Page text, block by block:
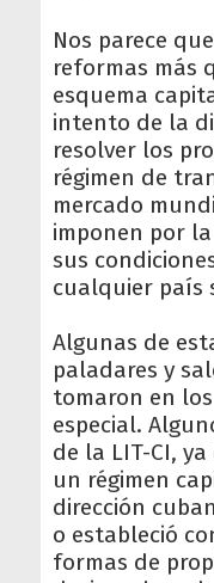
Nos parece
reformas más
esquema
intento de la
resolver los
régimen de
mercado
imponen por
sus
cualquier país
Algunas de
paladares y
tomaron en
especial.
de la LIT-CI,
un régimen
dirección
o estableció
formas de